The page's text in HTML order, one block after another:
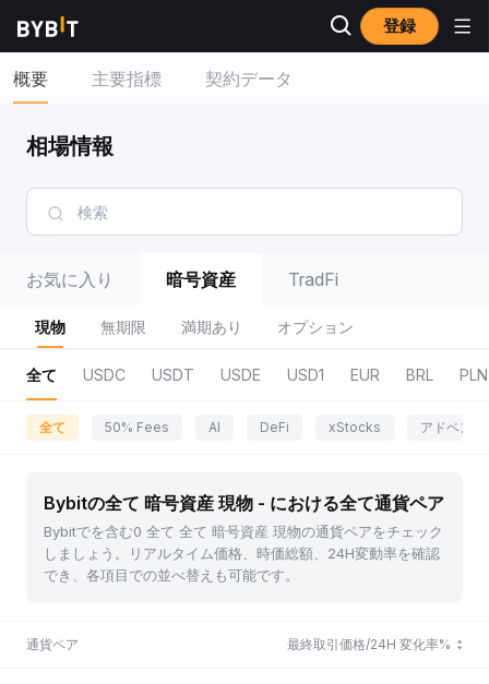
登録
概要 主要指標 契約データ
相場情報
お気に入り 暗号資産 TradFi
現物 無期限 満期あり オプション
全て USDC USDT USDE USD1 EUR BRL PLN
全て 50% Fees AI DeFi xStocks アドベン
Bybitの全て 暗号資産 現物 - における全て通貨ペア
Bybitでを含む0 全て 全て 暗号資産 現物の通貨ペアをチェック
しましょう。リアルタイム価格、時価総額、24H変動率を確認
でき、各項目での並べ替えも可能です。
通貨ペア 最終取引価格/24H 変化率%